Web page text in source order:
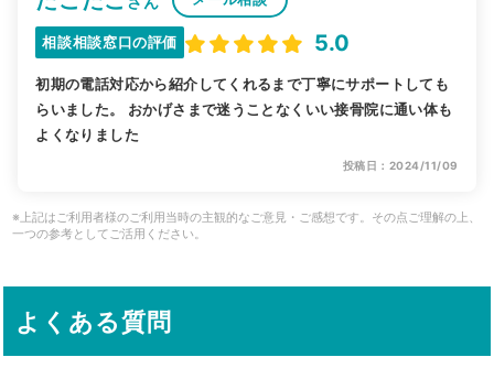
相談相談窓口の評価 5.0
初期の電話対応から紹介してくれるまで丁寧にサポートしても
らいました。 おかげさまで迷うことなくいい接骨院に通い体も
よくなりました
投稿日：2024/11/09
※上記はご利用者様のご利用当時の主観的なご意見・ご感想です。その点ご理解の上、
一つの参考としてご活用ください。
よくある質問